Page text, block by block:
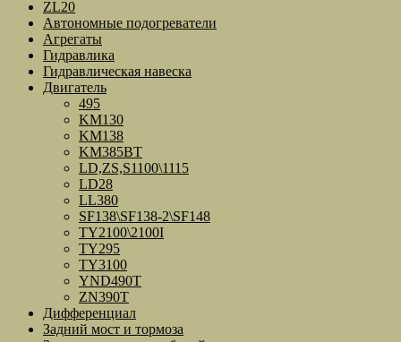
ZL20
Автономные подогреватели
Агрегаты
Гидравлика
Гидравлическая навеска
Двигатель
495
KM130
KM138
KM385BT
LD,ZS,S1100\1115
LD28
LL380
SF138\SF138-2\SF148
TY2100\2100I
TY295
TY3100
YND490T
ZN390T
Дифференциал
Задний мост и тормоза